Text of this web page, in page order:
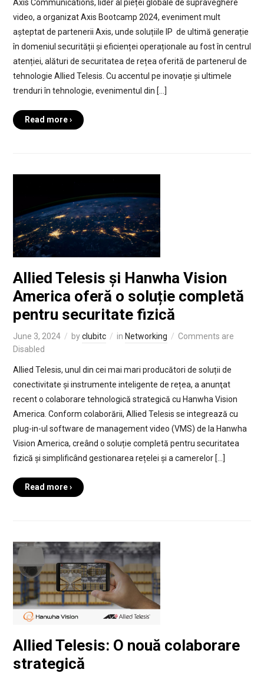
Axis Communications, lider al pieței globale de supraveghere
video, a organizat Axis Bootcamp 2024, eveniment mult
așteptat de partenerii Axis, unde soluțiile IP de ultimă generație
în domeniul securității și eficienței operaționale au fost în centrul
atenției, alături de securitatea de rețea oferită de partenerul de
tehnologie Allied Telesis. Cu accentul pe inovație și ultimele
trenduri în tehnologie, evenimentul din […]
Read more ›
Allied Telesis și Hanwha Vision
America oferă o soluție completă
pentru securitate fizică
June 3, 2024 byclubitc in Networking
Comments are
Disabled
Allied Telesis, unul din cei mai mari producători de soluții de
conectivitate și instrumente inteligente de rețea, a anunţat
recent o colaborare tehnologică strategică cu Hanwha Vision
America. Conform colaborării, Allied Telesis se integrează cu
plug-in-ul software de management video (VMS) de la Hanwha
Vision America, creând o soluție completă pentru securitatea
fizică și simplificând gestionarea rețelei și a camerelor […]
Read more ›
Allied Telesis: O nouă colaborare
strategică